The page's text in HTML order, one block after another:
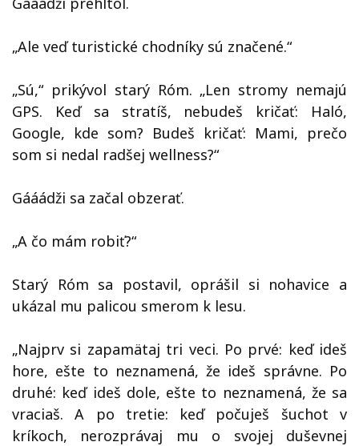
„Ale veď turistické chodníky sú značené.“
„Sú,“ prikývol starý Róm. „Len stromy nemajú
GPS. Keď sa stratíš, nebudeš kričať: Haló,
Google, kde som? Budeš kričať: Mami, prečo
som si nedal radšej wellness?“
Gááádži sa začal obzerať.
„A čo mám robiť?“
Starý Róm sa postavil, oprášil si nohavice a
ukázal mu palicou smerom k lesu.
„Najprv si zapamätaj tri veci. Po prvé: keď ideš
hore, ešte to neznamená, že ideš správne. Po
druhé: keď ideš dole, ešte to neznamená, že sa
vraciaš. A po tretie: keď počuješ šuchot v
kríkoch, nerozprávaj mu o svojej duševnej